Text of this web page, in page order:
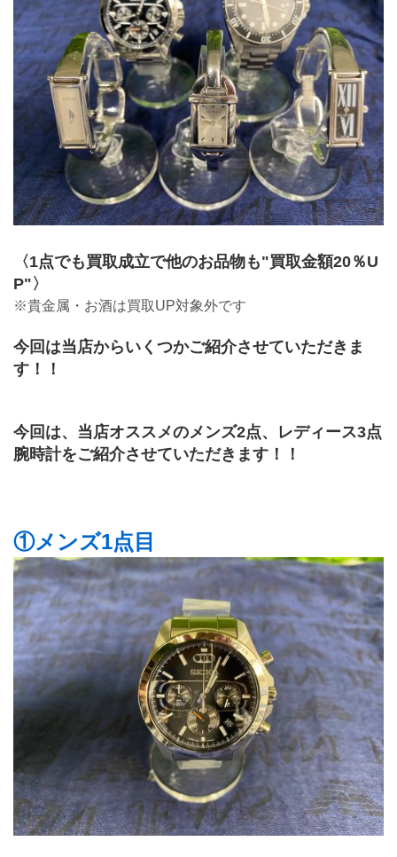
〈1点でも買取成立で他のお品物も"買取金額20％U
P"〉
※貴金属・お酒は買取UP対象外です
今回は当店からいくつかご紹介させていただきま
す！！
今回は、当店オススメのメンズ2点、レディース3点
腕時計をご紹介させていただきます！！
①メンズ1点目